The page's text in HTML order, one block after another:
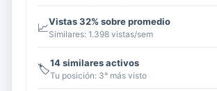
📈Vistas 32% sobre promedio
Similares: 1.398 vistas/sem
🏷️14 similares activos
Tu posición: 3° más visto